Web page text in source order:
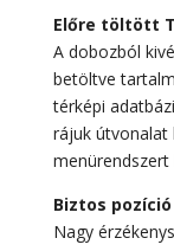
Előre töltött
A dobozból
betöltve
térképi
rájuk útvonalat
menürendszert
Biztos pozíció
Nagy